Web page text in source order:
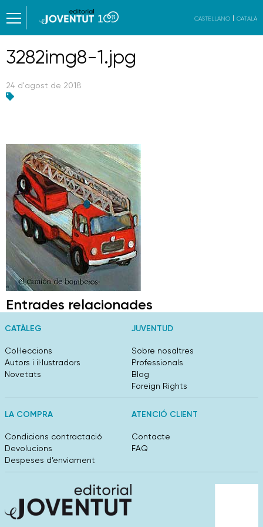
CASTELLANO CATALÀ
3282img8-1.jpg
24 d'agost de 2018
Entrades relacionades
CATÀLEG
Col·leccions
Autors i il·lustradors
Novetats
JUVENTUD
Sobre nosaltres
Professionals
Blog
Foreign Rights
LA COMPRA
Condicions contractació
Devolucions
Despeses d’enviament
ATENCIÓ CLIENT
Contacte
FAQ